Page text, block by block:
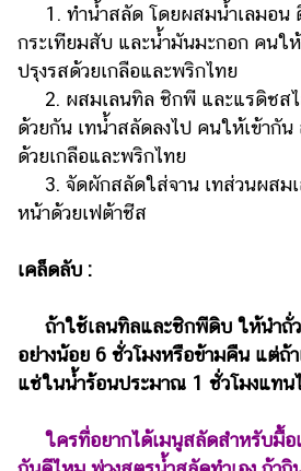
ติดต่อ
โฆษณา
แจ้ง
ปัญหา
ร่วม
งาน
กับ
1. ทำน้ำสลัด โดยผสมน้ำเลมอน
กระเทียมสับ และน้ำมันมะกอก คนใ
ปรุงรสด้วยเกลือและพริกไทย
2. ผสมเลนทิล ชิกพี และแรดิชสไ
ด้วยกัน เทน้ำสลัดลงไป คนให้เข้ากัน
ด้วยเกลือและพริกไทย
3. จัดผักสลัดใส่จาน เทส่วนผสมเ
หน้าด้วยเฟต้าชีส
เคล็ดลับ :
ถ้าใช้เลนทิลและชิกพีดิบ ให้นำถั่
อย่างน้อย 6 ชั่วโมงหรือข้ามคืน แต่ถ้
แช่ในน้ำร้อนประมาณ 1 ชั่วโมงแทน
ใครที่อยากได้เมนูสลัดสำหรับมื้อ